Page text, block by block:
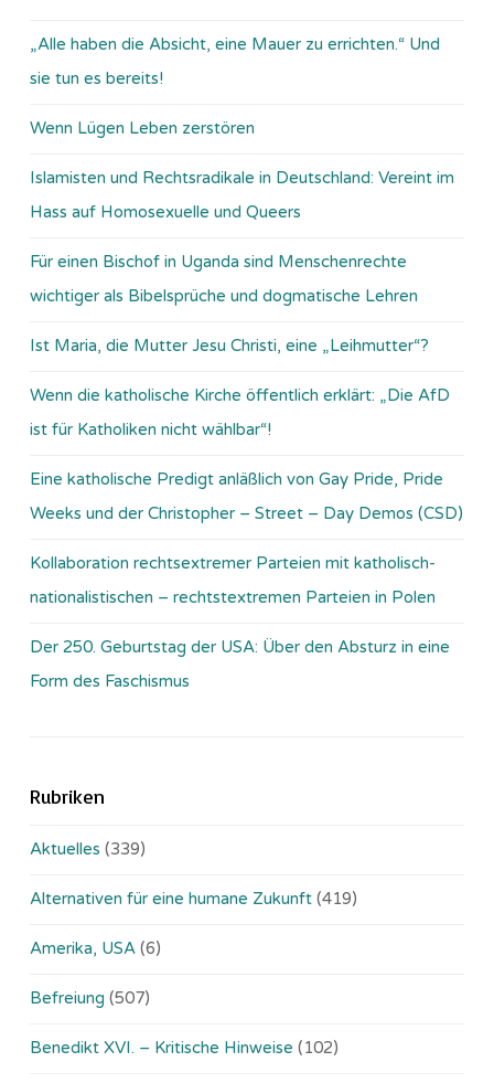
„Alle haben die Absicht, eine Mauer zu errichten.“ Und
sie tun es bereits!
Wenn Lügen Leben zerstören
Islamisten und Rechtsradikale in Deutschland: Vereint im
Hass auf Homosexuelle und Queers
Für einen Bischof in Uganda sind Menschenrechte
wichtiger als Bibelsprüche und dogmatische Lehren
Ist Maria, die Mutter Jesu Christi, eine „Leihmutter“?
Wenn die katholische Kirche öffentlich erklärt: „Die AfD
ist für Katholiken nicht wählbar“!
Eine katholische Predigt anläßlich von Gay Pride, Pride
Weeks und der Christopher – Street – Day Demos (CSD)
Kollaboration rechtsextremer Parteien mit katholisch-
nationalistischen – rechtstextremen Parteien in Polen
Der 250. Geburtstag der USA: Über den Absturz in eine
Form des Faschismus
Rubriken
Aktuelles (339)
Alternativen für eine humane Zukunft (419)
Amerika, USA (6)
Befreiung (507)
Benedikt XVI. – Kritische Hinweise (102)